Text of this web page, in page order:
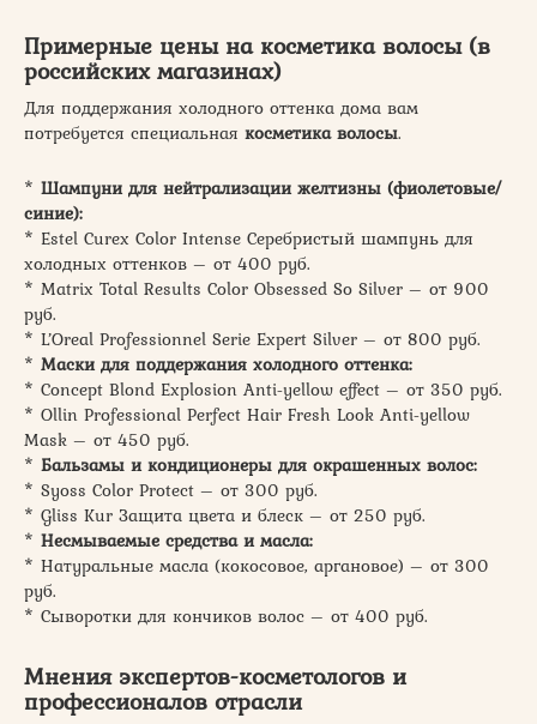
Примерные цены на косметика волосы(в
российских магазинах)
Для поддержания холодного оттенка дома вам
потребуется специальная косметика волосы.
* Шампуни для нейтрализации желтизны (фиолетовые/
синие):
* Estel Curex Color Intense Серебристый шампунь для
холодных оттенков – от 400 руб.
* Matrix Total Results Color Obsessed So Silver – от 900
руб.
* L’Oreal Professionnel Serie Expert Silver – от 800 руб.
* Маски для поддержания холодного оттенка:
* Concept Blond Explosion Anti-yellow effect – от 350 руб.
* Ollin Professional Perfect Hair Fresh Look Anti-yellow
Mask – от 450 руб.
* Бальзамы и кондиционеры для окрашенных волос:
* Syoss Color Protect – от 300 руб.
* Gliss Kur Защита цвета и блеск – от 250 руб.
* Несмываемые средства и масла:
* Натуральные масла (кокосовое, аргановое) – от 300
руб.
* Сыворотки для кончиков волос – от 400 руб.
Мнения экспертов-косметологов и
профессионалов отрасли